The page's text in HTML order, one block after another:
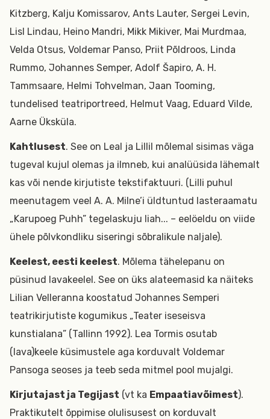
Kitzberg, Kalju Komissarov, Ants Lauter, Sergei Levin,
Lisl Lindau, Heino Mandri, Mikk Mikiver, Mai Murdmaa,
Velda Otsus, Voldemar Panso, Priit Põldroos, Linda
Rummo, Johannes Semper, Adolf Šapiro, A. H.
Tammsaare, Helmi Tohvelman, Jaan Tooming,
tundelised teatriportreed, Helmut Vaag, Eduard Vilde,
Aarne Üksküla.
Kahtlusest. See on Leal ja Lillil mõlemal sisimas väga
tugeval kujul olemas ja ilmneb, kui analüüsida lähemalt
kas või nende kirjutiste tekstifaktuuri. (Lilli puhul
meenutagem veel A. A. Milne’i üldtuntud lasteraamatu
„Karupoeg Puhh” tegelaskuju Iiah... – eelöeldu on viide
ühele põlvkondliku siseringi sõbralikule naljale).
Keelest, eesti keelest. Mõlema tähelepanu on
püsinud lavakeelel. See on üks alateemasid ka näiteks
Lilian Velleranna koostatud Johannes Semperi
teatrikirjutiste kogumikus „Teater iseseisva
kunstialana” (Tallinn 1992). Lea Tormis osutab
(lava)keele küsimustele aga korduvalt Voldemar
Pansoga seoses ja teeb seda mitmel pool mujalgi.
Kirjutajast ja Tegijast (vt ka Empaatiavõimest).
Praktikutelt õppimise olulisusest on korduvalt